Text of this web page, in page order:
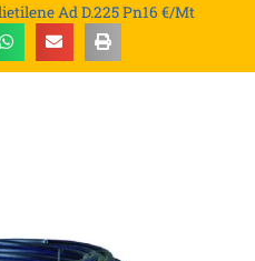
Ad D.225 Pn16 €/Mt